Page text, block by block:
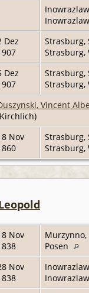
Dez
Strasburg,
Strasburg,
Dez
Strasburg,
Strasburg,
Vincent
Nov
Strasburg,
Strasburg,
Nov
Murzynno,
Posen
Nov